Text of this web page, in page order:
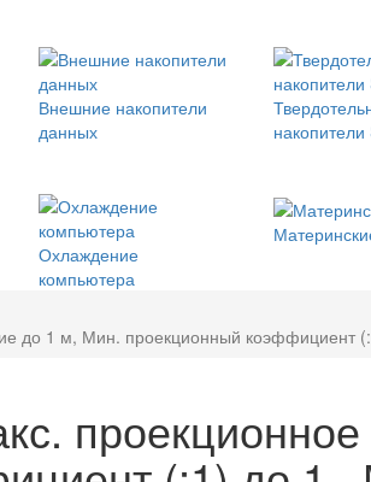
Внешние накопители
данных
накопители
Охлаждение
компьютера
до 1 м, Мин. проекционный коэффициент